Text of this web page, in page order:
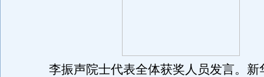
李振声院士代表全体获奖人员发言。新